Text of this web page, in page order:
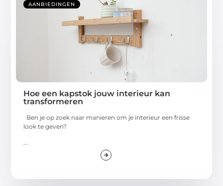
AANBIEDINGEN
Hoe een kapstok jouw interieur kan
transformeren
Ben je op zoek naar manieren om je interieur een frisse
look te geven?
...